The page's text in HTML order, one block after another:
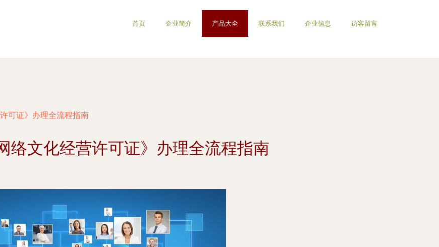
首页 企业简介 产品大全 联系我们 企业信息 访客留言
可证》办理全流程指南
络文化经营许可证》办理全流程指南